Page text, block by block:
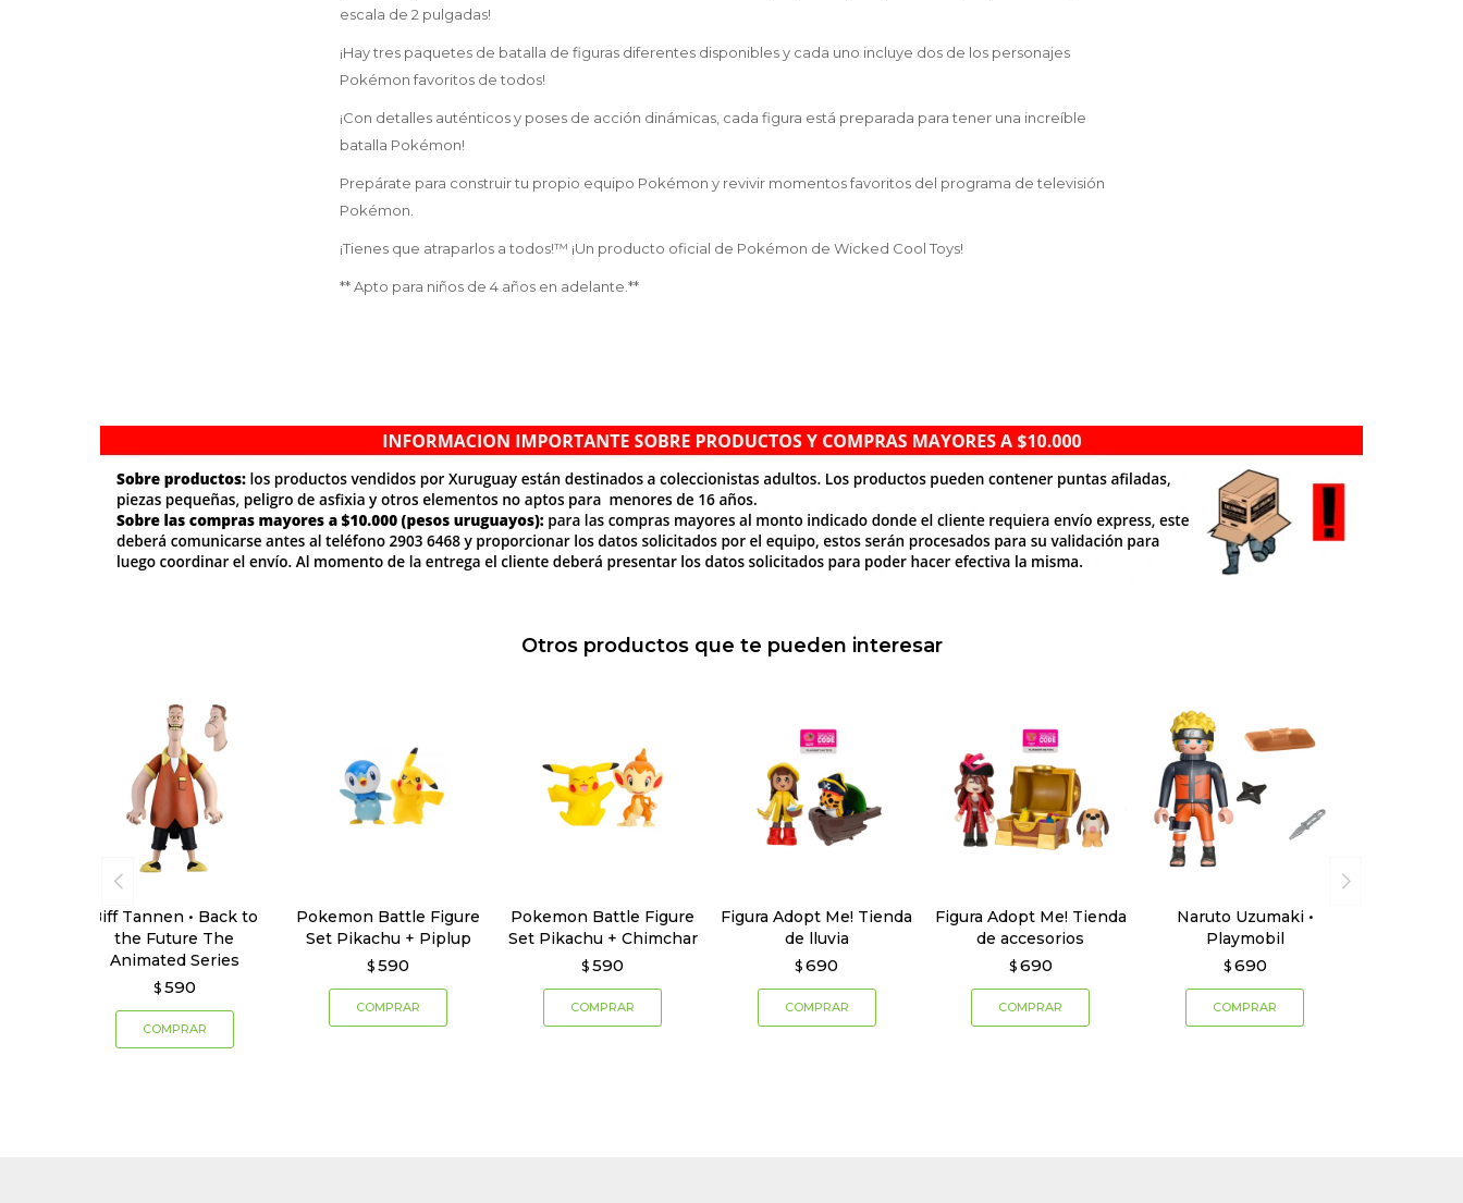
escala de 2 pulgadas!
¡Hay tres paquetes de batalla de figuras diferentes disponibles y cada uno incluye dos de los personajes
Pokémon favoritos de todos!
¡Con detalles auténticos y poses de acción dinámicas, cada figura está preparada para tener una increíble
batalla Pokémon!
Prepárate para construir tu propio equipo Pokémon y revivir momentos favoritos del programa de televisión
Pokémon.
¡Tienes que atraparlos a todos!™ ¡Un producto oficial de Pokémon de Wicked Cool Toys!
** Apto para niños de 4 años en adelante.**
Otros productos que te pueden interesar
Biff Tannen • Back to
the Future The
Animated Series
$ 590
Pokemon Battle Figure
Set Pikachu + Piplup
$ 590
Pokemon Battle Figure
Set Pikachu + Chimchar
$ 590
Figura Adopt Me! Tienda
de lluvia
$ 690
Figura Adopt Me! Tienda
de accesorios
$ 690
Naruto Uzumaki •
Playmobil
$ 690